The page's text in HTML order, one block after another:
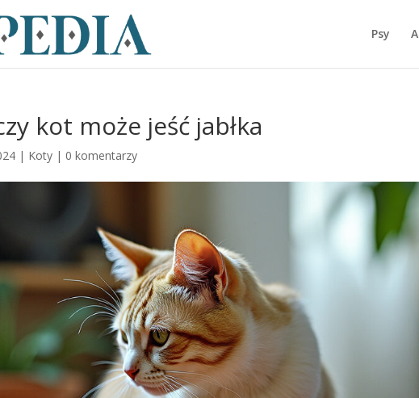
Psy
kot może jeść jabłka
| Koty | 0 komentarzy